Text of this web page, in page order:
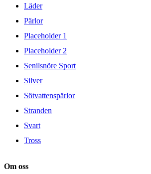
Läder
Pärlor
Placeholder 1
Placeholder 2
Senilsnöre Sport
Silver
Sötvattenspärlor
Stranden
Svart
Tross
Om oss